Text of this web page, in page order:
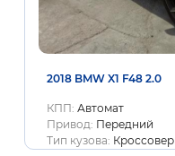
2018 BMW X1 F48 2.0
КПП: Автомат
Привод: Передний
Тип кузова: Кроссовер